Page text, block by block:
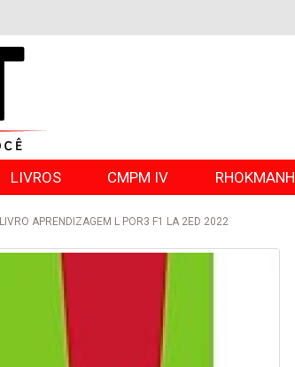
LIVROS CMPM IV RHOKMANH
LIVRO APRENDIZAGEM L POR3 F1 LA 2ED 2022